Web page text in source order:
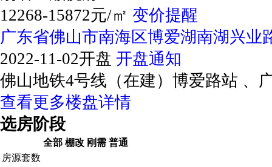
12268-15872元/㎡ 变价提醒
广东省佛山市南海区博爱湖南湖兴业
2022-11-02开盘 开盘通知
佛山地铁4号线（在建）博爱路站 、
查看更多楼盘详情
选房阶段
全部 棚改 刚需 普通
房源套数